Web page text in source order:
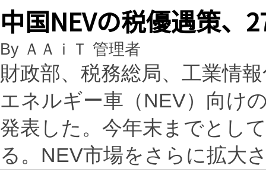
中国NEVの税優遇策、
By ＡＡｉＴ 管理者
財政部、税務総局、工業情
エネルギー車（NEV）向け
発表した。今年末までとし
る。NEV市場をさらに拡大